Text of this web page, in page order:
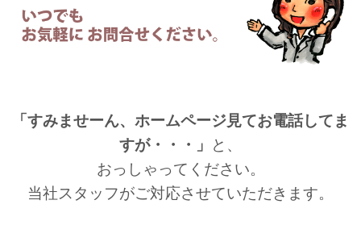
「すみませーん、ホームページ見てお電話してま
すが・・・」
と、
おっしゃってください。
当社スタッフがご対応させていただきます。